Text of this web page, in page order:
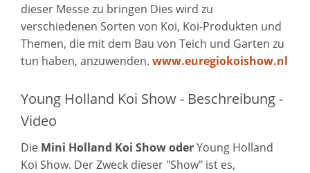
dieser Messe zu bringen Dies wird zu
verschiedenen Sorten von Koi, Koi-Produkten und
Themen, die mit dem Bau von Teich und Garten zu
tun haben, anzuwenden. www.euregiokoishow.nl
Young Holland Koi Show - Beschreibung -
Video
Die Mini Holland Koi Show oderYoung Holland
Koi Show. Der Zweck dieser "Show" ist es,